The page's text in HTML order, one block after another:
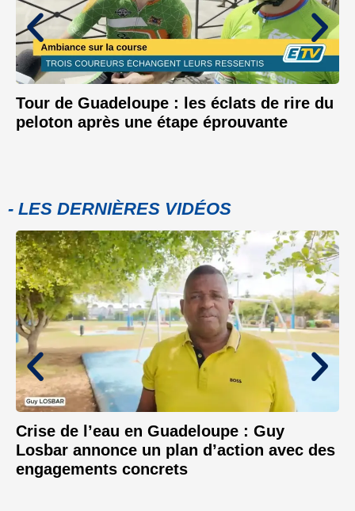
Tour de Guadeloupe : les éclats de rire du
peloton après une étape éprouvante
- LES DERNIÈRES VIDÉOS
Crise de l’eau en Guadeloupe : Guy
Losbar annonce un plan d’action avec des
engagements concrets